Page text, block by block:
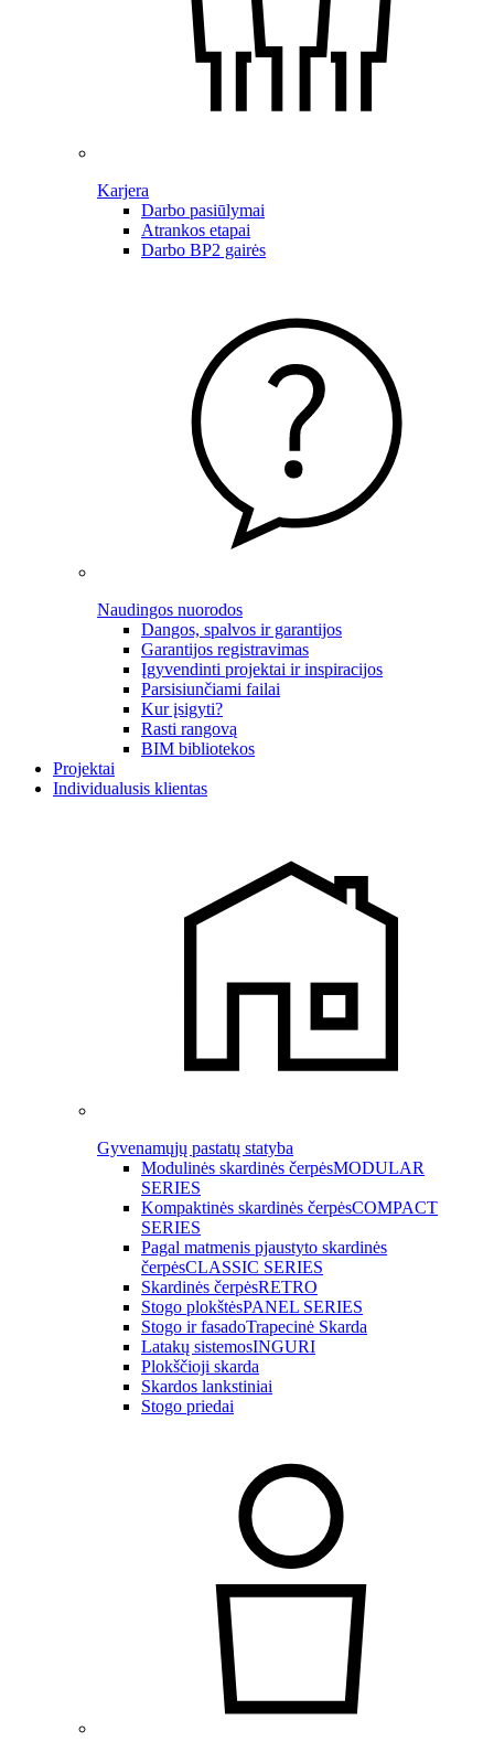
Karjera
Darbo pasiūlymai
Atrankos etapai
Darbo BP2 gairės
Naudingos nuorodos
Dangos, spalvos ir garantijos
Garantijos registravimas
Įgyvendinti projektai ir inspiracijos
Parsisiunčiami failai
Kur įsigyti?
Rasti rangovą
BIM bibliotekos
Projektai
Individualusis klientas
Gyvenamųjų pastatų statyba
Modulinės skardinės čerpėsMODULAR
SERIES
Kompaktinės skardinės čerpėsCOMPACT
SERIES
Pagal matmenis pjaustyto skardinės
čerpėsCLASSIC SERIES
Skardinės čerpėsRETRO
Stogo plokštėsPANEL SERIES
Stogo ir fasadoTrapecinė Skarda
Latakų sistemosINGURI
Plokščioji skarda
Skardos lankstiniai
Stogo priedai